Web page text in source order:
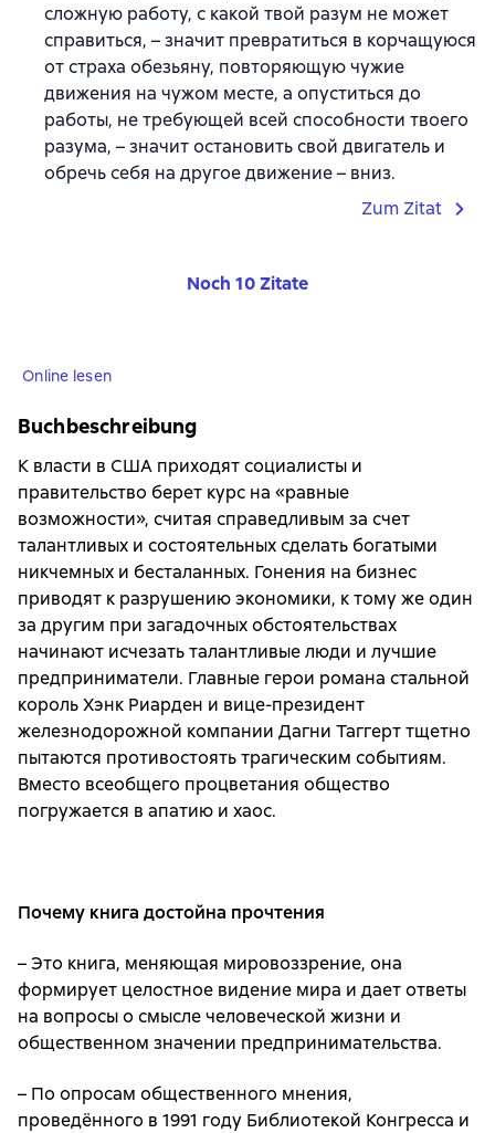
сложную работу, с какой твой разум не может
справиться, – значит превратиться в корчащуюся
от страха обезьяну, повторяющую чужие
движения на чужом месте, а опуститься до
работы, не требующей всей способности твоего
разума, – значит остановить свой двигатель и
обречь себя на другое движение – вниз.
Zum Zitat
Noch 10 Zitate
Online lesen
Buchbeschreibung
К власти в США приходят социалисты и
правительство берет курс на «равные
возможности», считая справедливым за счет
талантливых и состоятельных сделать богатыми
никчемных и бесталанных. Гонения на бизнес
приводят к разрушению экономики, к тому же один
за другим при загадочных обстоятельствах
начинают исчезать талантливые люди и лучшие
предприниматели. Главные герои романа стальной
король Хэнк Риарден и вице-президент
железнодорожной компании Дагни Таггерт тщетно
пытаются противостоять трагическим событиям.
Вместо всеобщего процветания общество
погружается в апатию и хаос.
Почему книга достойна прочтения
– Это книга, меняющая мировоззрение, она
формирует целостное видение мира и дает ответы
на вопросы о смысле человеческой жизни и
общественном значении предпринимательства.
– По опросам общественного мнения,
проведённого в 1991 году Библиотекой Конгресса и